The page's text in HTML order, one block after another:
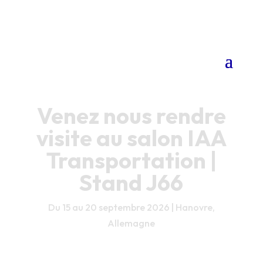
Venez nous rendre
visite au salon IAA
Transportation |
Stand J66
Du 15 au 20 septembre 2026 | Hanovre,
Allemagne